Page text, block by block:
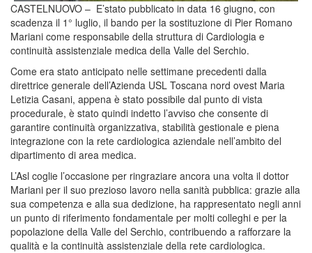
CASTELNUOVO – E’stato pubblicato in data 16 giugno, con
scadenza il 1° luglio, il bando per la sostituzione di Pier Romano
Mariani come responsabile della struttura di Cardiologia e
continuità assistenziale medica della Valle del Serchio.
Come era stato anticipato nelle settimane precedenti dalla
direttrice generale dell’Azienda USL Toscana nord ovest Maria
Letizia Casani, appena è stato possibile dal punto di vista
procedurale, è stato quindi indetto l’avviso che consente di
garantire continuità organizzativa, stabilità gestionale e piena
integrazione con la rete cardiologica aziendale nell’ambito del
dipartimento di area medica.
L’Asl coglie l’occasione per ringraziare ancora una volta il dottor
Mariani per il suo prezioso lavoro nella sanità pubblica: grazie alla
sua competenza e alla sua dedizione, ha rappresentato negli anni
un punto di riferimento fondamentale per molti colleghi e per la
popolazione della Valle del Serchio, contribuendo a rafforzare la
qualità e la continuità assistenziale della rete cardiologica.